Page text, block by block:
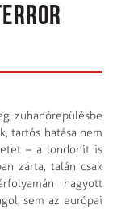
zuhanórepülésbe
tartós hatása nem
– a londonit is
zárta, talán csak
hagyott
sem az európai